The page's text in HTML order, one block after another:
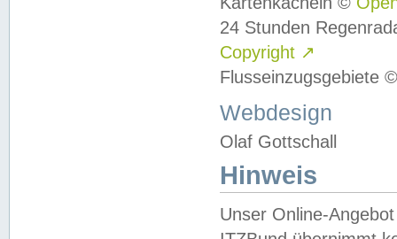
24 Stunden
Copyright ↗
Flusseinzugsgebiete
Webdesign
Olaf Gottschall
Hinweis
Unser Online-